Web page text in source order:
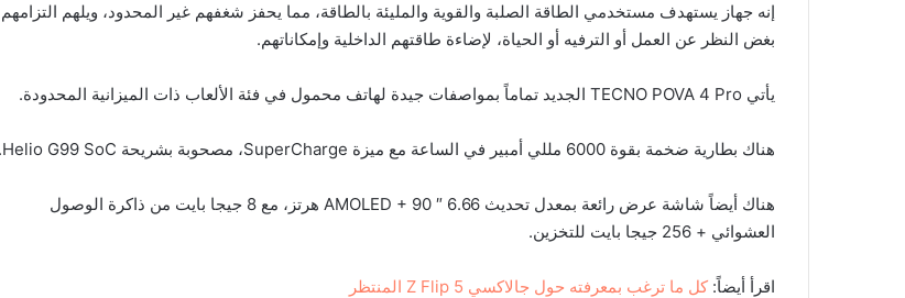
إنه جهاز يستهدف مستخدمي الطاقة الصلبة والقوية والمليئة بالطاقة، مما يحفز شغفهم غير المحدود، ويلهم التزامهم
بغض النظر عن العمل أو الترفيه أو الحياة، لإضاءة طاقتهم الداخلية وإمكاناتهم.
يأتي TECNO POVA 4 Pro الجديد تماماً بمواصفات جيدة لهاتف محمول في فئة الألعاب ذات الميزانية المحدودة.
هناك بطارية ضخمة بقوة 6000 مللي أمبير في الساعة مع ميزة SuperCharge، مصحوبة بشريحة Helio G99 SoC.
هناك أيضاً شاشة عرض رائعة بمعدل تحديث 6.66 ″ AMOLED + 90 هرتز، مع 8 جيجا بايت من ذاكرة الوصول
العشوائي + 256 جيجا بايت للتخزين.
اقرأ أيضاً: كل ما ترغب بمعرفته حول جالاكسي 5 Z Flip المنتظر